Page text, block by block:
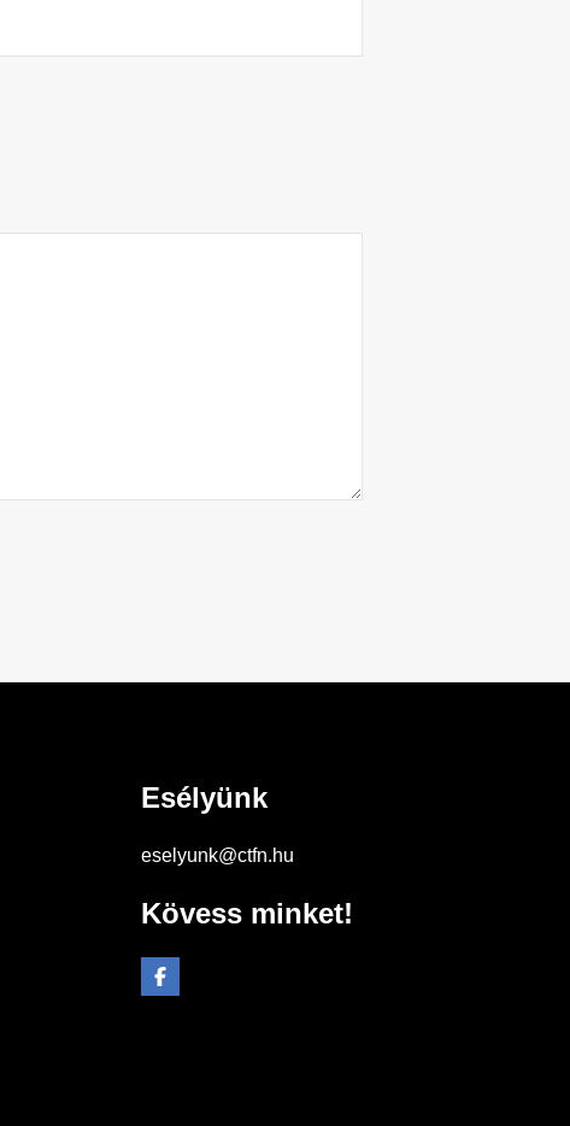
Esélyünk
eselyunk@ctfn.hu
Kövess minket!